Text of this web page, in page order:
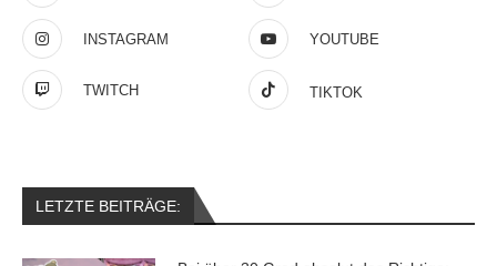
INSTAGRAM YOUTUBE
TWITCH TIKTOK
LETZTE BEITRÄGE: